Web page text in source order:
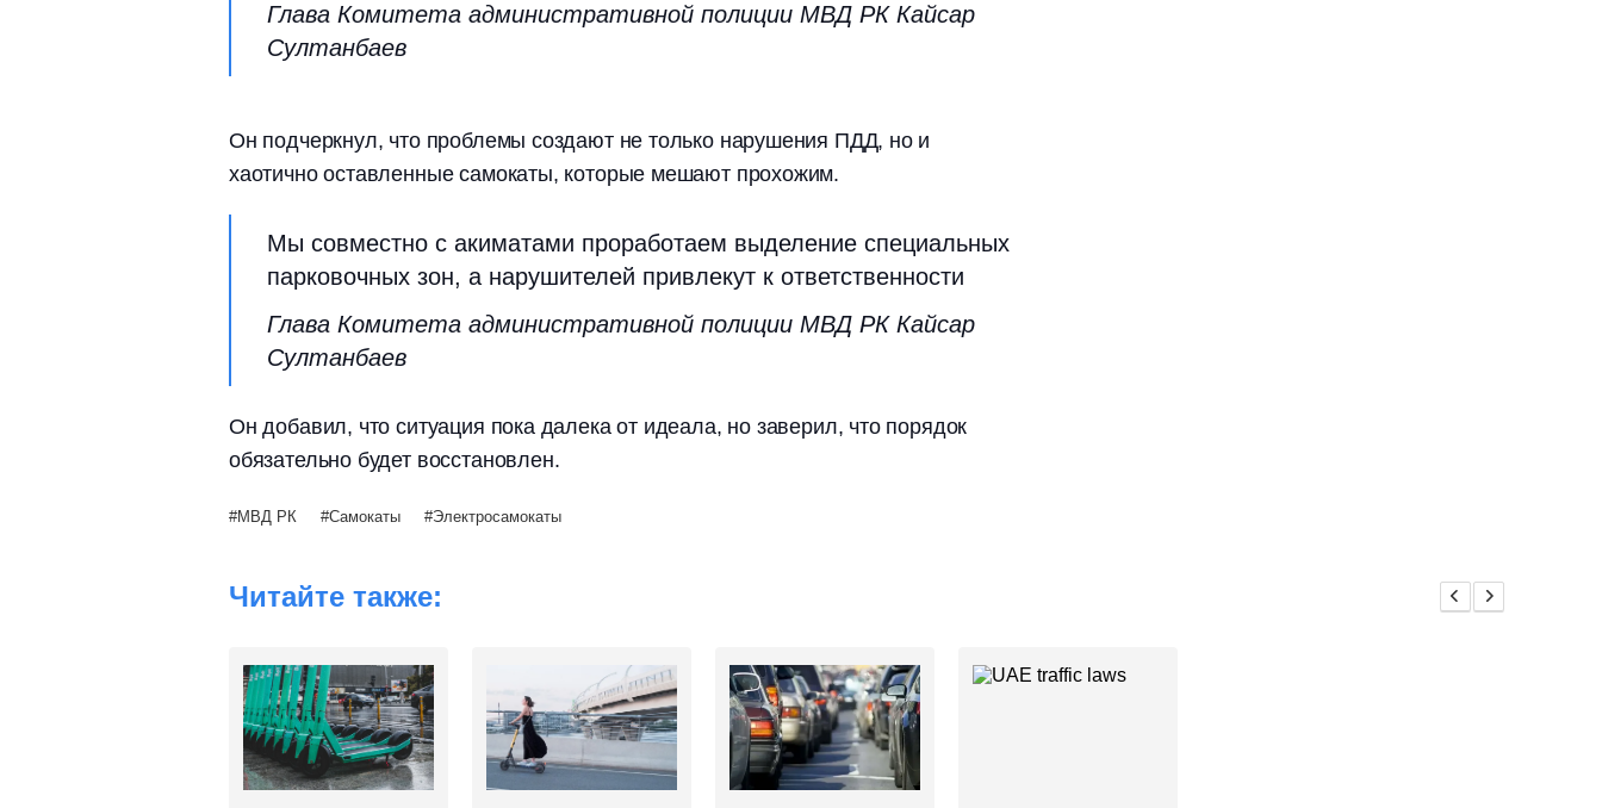
Глава Комитета административной полиции МВД РК Кайсар
Султанбаев
Он подчеркнул, что проблемы создают не только нарушения ПДД, но и
хаотично оставленные самокаты, которые мешают прохожим.
Мы совместно с акиматами проработаем выделение специальных
парковочных зон, а нарушителей привлекут к ответственности
Глава Комитета административной полиции МВД РК Кайсар
Султанбаев
Он добавил, что ситуация пока далека от идеала, но заверил, что порядок
обязательно будет восстановлен.
МВД РК Самокаты Электросамокаты
Читайте также: